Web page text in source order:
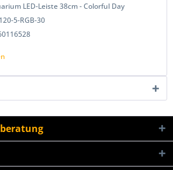
LED-Leiste 38cm - Colorful Day
5-RGB-30